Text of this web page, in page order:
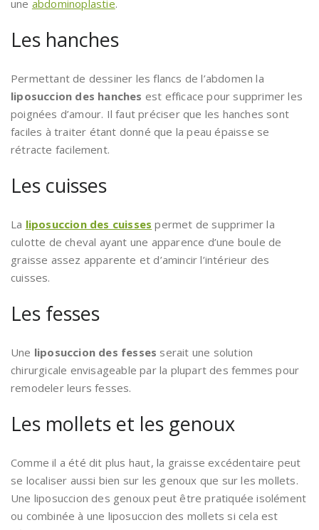
une abdominoplastie.
Les hanches
Permettant de dessiner les flancs de l’abdomen la
liposuccion des hanches est efficace pour supprimer les
poignées d’amour. Il faut préciser que les hanches sont
faciles à traiter étant donné que la peau épaisse se
rétracte facilement.
Les cuisses
La liposuccion des cuisses permet de supprimer la
culotte de cheval ayant une apparence d’une boule de
graisse assez apparente et d’amincir l’intérieur des
cuisses.
Les fesses
Une liposuccion des fesses serait une solution
chirurgicale envisageable par la plupart des femmes pour
remodeler leurs fesses.
Les mollets et les genoux
Comme il a été dit plus haut, la graisse excédentaire peut
se localiser aussi bien sur les genoux que sur les mollets.
Une liposuccion des genoux peut être pratiquée isolément
ou combinée à une liposuccion des mollets si cela est